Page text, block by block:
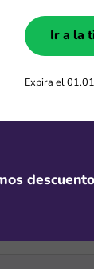
$12
Hasta
Ir a la
Expira el